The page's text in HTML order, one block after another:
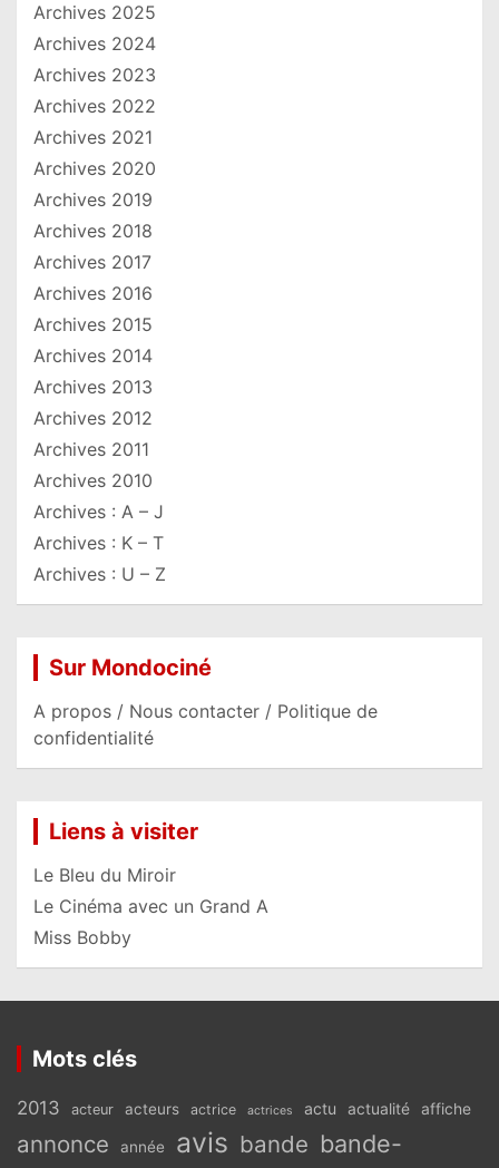
Archives 2025
Archives 2024
Archives 2023
Archives 2022
Archives 2021
Archives 2020
Archives 2019
Archives 2018
Archives 2017
Archives 2016
Archives 2015
Archives 2014
Archives 2013
Archives 2012
Archives 2011
Archives 2010
Archives : A – J
Archives : K – T
Archives : U – Z
Sur Mondociné
A propos / Nous contacter / Politique de
confidentialité
Liens à visiter
Le Bleu du Miroir
Le Cinéma avec un Grand A
Miss Bobby
Mots clés
2013 acteur acteurs actrice actrices actu actualité affiche
annonce année avis bande bande-